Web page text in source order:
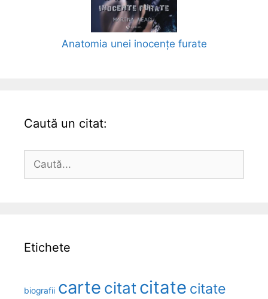
Anatomia unei inocențe furate
Caută un citat:
Caută
Etichete
biografii carte citatcitate citate